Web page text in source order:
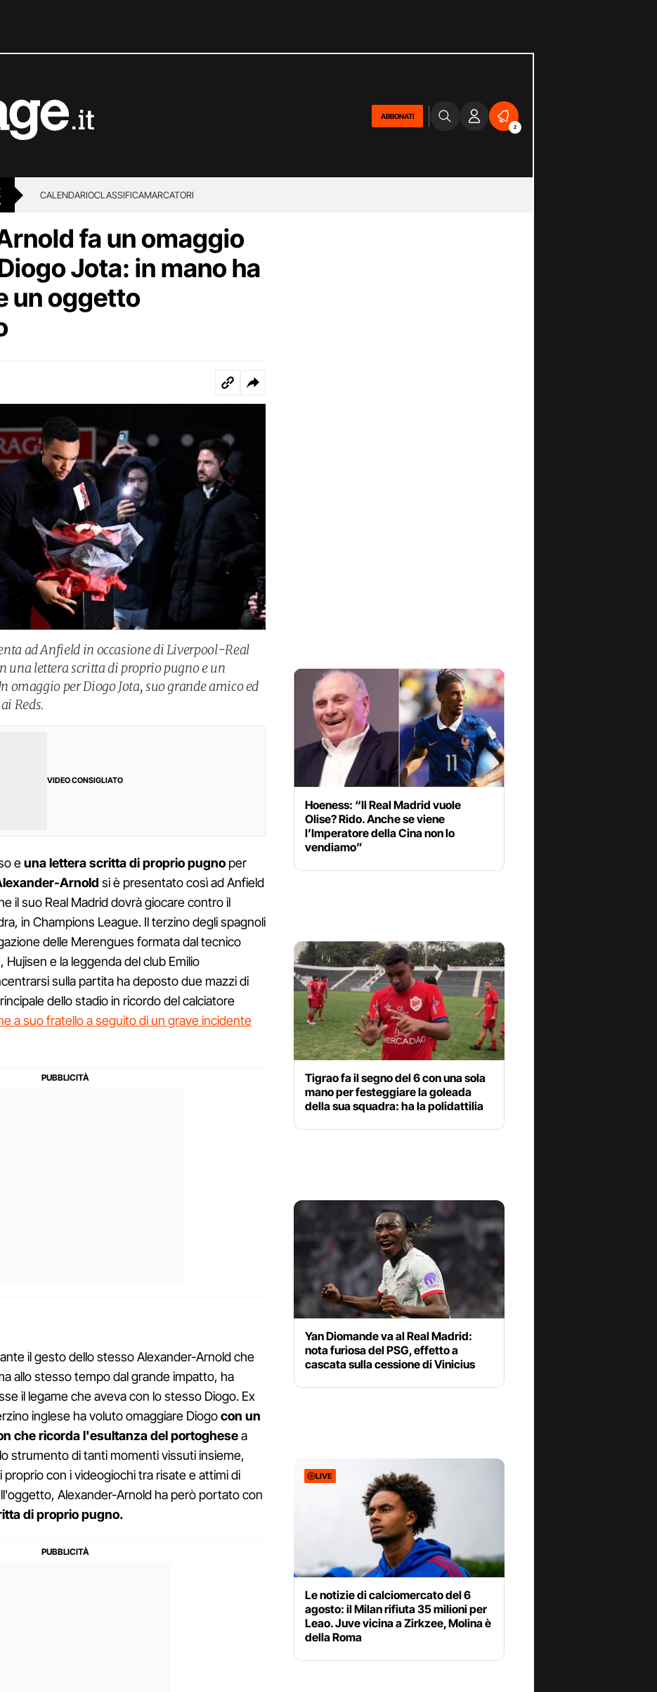
ABBONATI
2
CALENDARIOCLASSIFICAMARCATORI
fa un omaggio
Jota: in mano ha
un oggetto
ad Anfield in occasione di Liverpool-Real
una lettera scritta di proprio pugno e un
omaggio per Diogo Jota, suo grande amico ed
Reds.
VIDEO CONSIGLIATO
euna lettera scritta di proprio pugno per
Arnold si è presentato così ad Anfield
il suo Real Madrid dovrà giocare contro il
in Champions League. Il terzino degli spagnoli
delle Merengues formata dal tecnico
e la leggenda del club Emilio
sulla partita ha deposto due mazzi di
dello stadio in ricordo del calciatore
a suo fratello a seguito di un grave incidente
il gesto dello stesso Alexander-Arnold che
allo stesso tempo dal grande impatto, ha
il legame che aveva con lo stesso Diogo. Ex
inglese ha voluto omaggiare Diogocon un
che ricorda l'esultanza del portoghesea
strumento di tanti momenti vissuti insieme,
proprio con i videogiochi tra risate e attimi di
Alexander-Arnold ha però portato con
di proprio pugno.
Hoeness: “Il Real Madrid vuole
Olise? Rido. Anche se viene
l’Imperatore della Cina non lo
vendiamo”
Tigrao fa il segno del 6 con una sola
mano per festeggiare la goleada
della sua squadra: ha la polidattilia
Yan Diomande va al Real Madrid:
nota furiosa del PSG, effetto a
cascata sulla cessione di Vinicius
LIVE
Le notizie di calciomercato del 6
agosto: il Milan rifiuta 35 milioni per
Leao. Juve vicina a Zirkzee, Molina è
della Roma